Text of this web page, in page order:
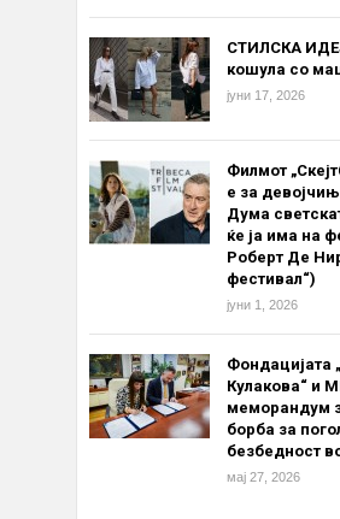
СТИЛСКА
кошула со
јуни 17, 2026
Филмот
е за
Дума
ќе ја има на
Роберт Де
фестивал“)
јуни 1, 2026
Фондацијата
Кулакова“ и
меморандум
борба за
безбедност
мај 27, 2026